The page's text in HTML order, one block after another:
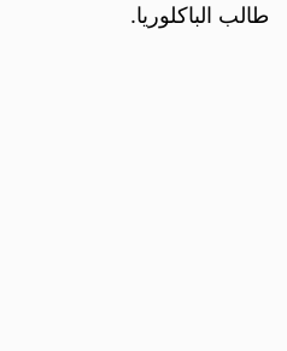
طالب الباكلوريا.